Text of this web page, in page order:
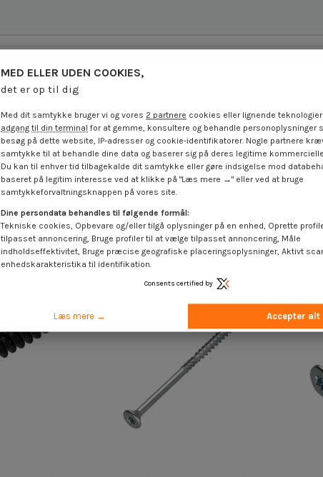
MED ELLER UDEN COOKIES,
det er op til dig
Med dit samtykke bruger vi og vores 2 partnere cookies eller lignende teknologier
adgang til din terminal for at gemme, konsultere og behandle personoplysninger
besøg på dette website, IP-adresser og cookie-identifikatorer. Nogle partnere
samtykke til at behandle dine data og baserer sig på deres legitime
Du kan til enhver tid tilbagekalde dit samtykke eller gøre indsigelse mod
baseret på legitim interesse ved at klikke på "Læs mere →" eller ved at bruge
samtykkeforvaltningsknappen på vores site.
Dine persondata behandles til følgende formål:
Tekniske cookies, Opbevare og/eller tilgå oplysninger på en enhed, Oprette
tilpasset annoncering, Bruge profiler til at vælge tilpasset annoncering, Måle
indholdseffektivitet, Bruge præcise geografiske placeringsoplysninger, Aktivt
enhedskarakteristika til identifikation.
Consents certified by
Læs mere → Accepter alt